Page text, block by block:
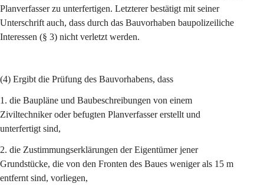
Planverfasser zu unterfertigen. Letzterer bestätigt mit seiner
Unterschrift auch, dass durch das Bauvorhaben baupolizeiliche
Interessen (§ 3) nicht verletzt werden.
(4) Ergibt die Prüfung des Bauvorhabens, dass
1. die Baupläne und Baubeschreibungen von einem
Ziviltechniker oder befugten Planverfasser erstellt und
unterfertigt sind,
2. die Zustimmungserklärungen der Eigentümer jener
Grundstücke, die von den Fronten des Baues weniger als 15 m
entfernt sind, vorliegen,